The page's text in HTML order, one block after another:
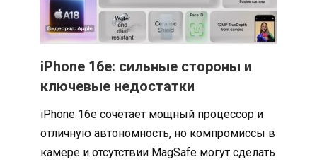
iPhone 16e: сильные стороны и
ключевые недостатки
iPhone 16e сочетает мощный процессор и
отличную автономность, но компромиссы в
камере и отсутствии MagSafe могут сделать